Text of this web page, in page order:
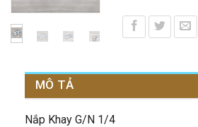
MÔ TẢ
Nắp Khay G/N 1/4